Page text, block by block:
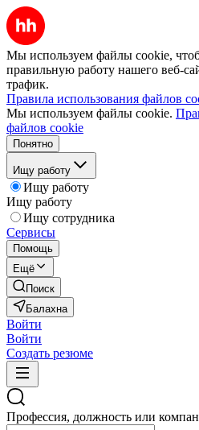
Мы используем файлы cookie,
правильную работу нашего веб-
трафик.
Правила использования файлов
Мы используем файлы cookie.
файлов cookie
Понятно
Ищу работу
Ищу работу
Ищу работу
Ищу сотрудника
Сервисы
Помощь
Ещё
Поиск
Балахна
Войти
Войти
Создать резюме
Профессия, должность или